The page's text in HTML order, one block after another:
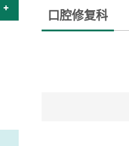
口腔修复科